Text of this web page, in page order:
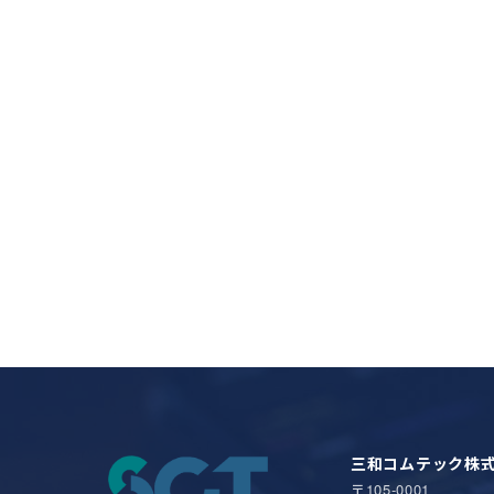
三和コムテック株
〒105-0001